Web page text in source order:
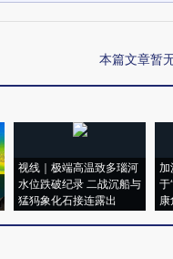
本篇文章暂
视线｜极端高温致多瑙河
水位跌破纪录 二战沉船与
猛犸象化石接连露出
加
于
康